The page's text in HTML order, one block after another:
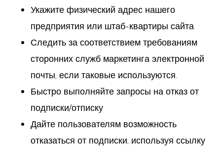
Укажите физический адрес нашего
предприятия или штаб-квартиры сайта
Следить за соответствием требованиям
сторонних служб маркетинга электронной
почты, если таковые используются.
Быстро выполняйте запросы на отказ от
подписки/отписку
Дайте пользователям возможность
отказаться от подписки, используя ссылку